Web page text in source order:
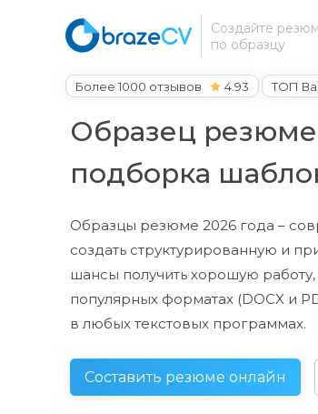
Создайте
по образцу
Более 1000 отзывов 4.93 ТОП
Образец резюме
подборка
Образцы резюме 2026 года –
создать структурированную и
шансы получить хорошую
популярных форматах (DOCX и
в любых текстовых программах.
Составить резюме онлайн